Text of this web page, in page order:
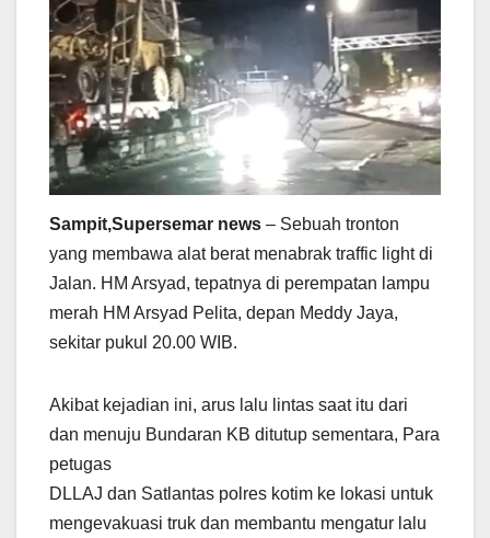
Sampit,Supersemar news – Sebuah tronton
yang membawa alat berat menabrak traffic light di
Jalan. HM Arsyad, tepatnya di perempatan lampu
merah HM Arsyad Pelita, depan Meddy Jaya,
sekitar pukul 20.00 WIB.
Akibat kejadian ini, arus lalu lintas saat itu dari
dan menuju Bundaran KB ditutup sementara, Para
petugas
DLLAJ dan Satlantas polres kotim ke lokasi untuk
mengevakuasi truk dan membantu mengatur lalu